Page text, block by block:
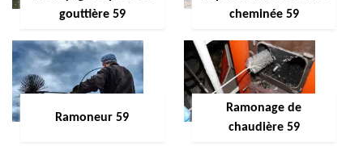
gouttière 59
cheminée 59
Ramoneur 59
Ramonage de
chaudière 59